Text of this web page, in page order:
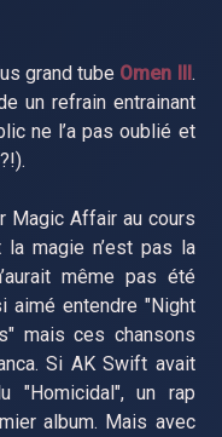
grand tube Omen III .
un refrain entrainant
ne l’a pas oublié et
Magic Affair au cours
magie n’est pas la
même pas été
aimé entendre "Night
mais ces chansons
Si AK Swift avait
"Homicidal", un rap
album. Mais avec